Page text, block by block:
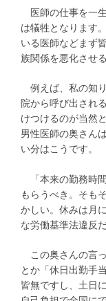
医師の仕事を一
は犠牲となります
いる医師などまず
族関係を悪化させ
例えば、私の知
院から呼び出され
けつけるのが当然
男性医師の奥さん
い分はこうです。
「本来の勤務時
もらうべき。そも
かしい。休みは月
な労働基準法違反だ
この奥さんの言
とか「休日出勤手
皆無ですし、土日